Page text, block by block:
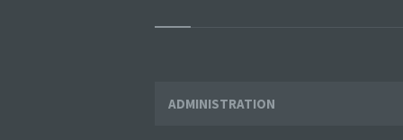
Widgets
ADMINISTRATION